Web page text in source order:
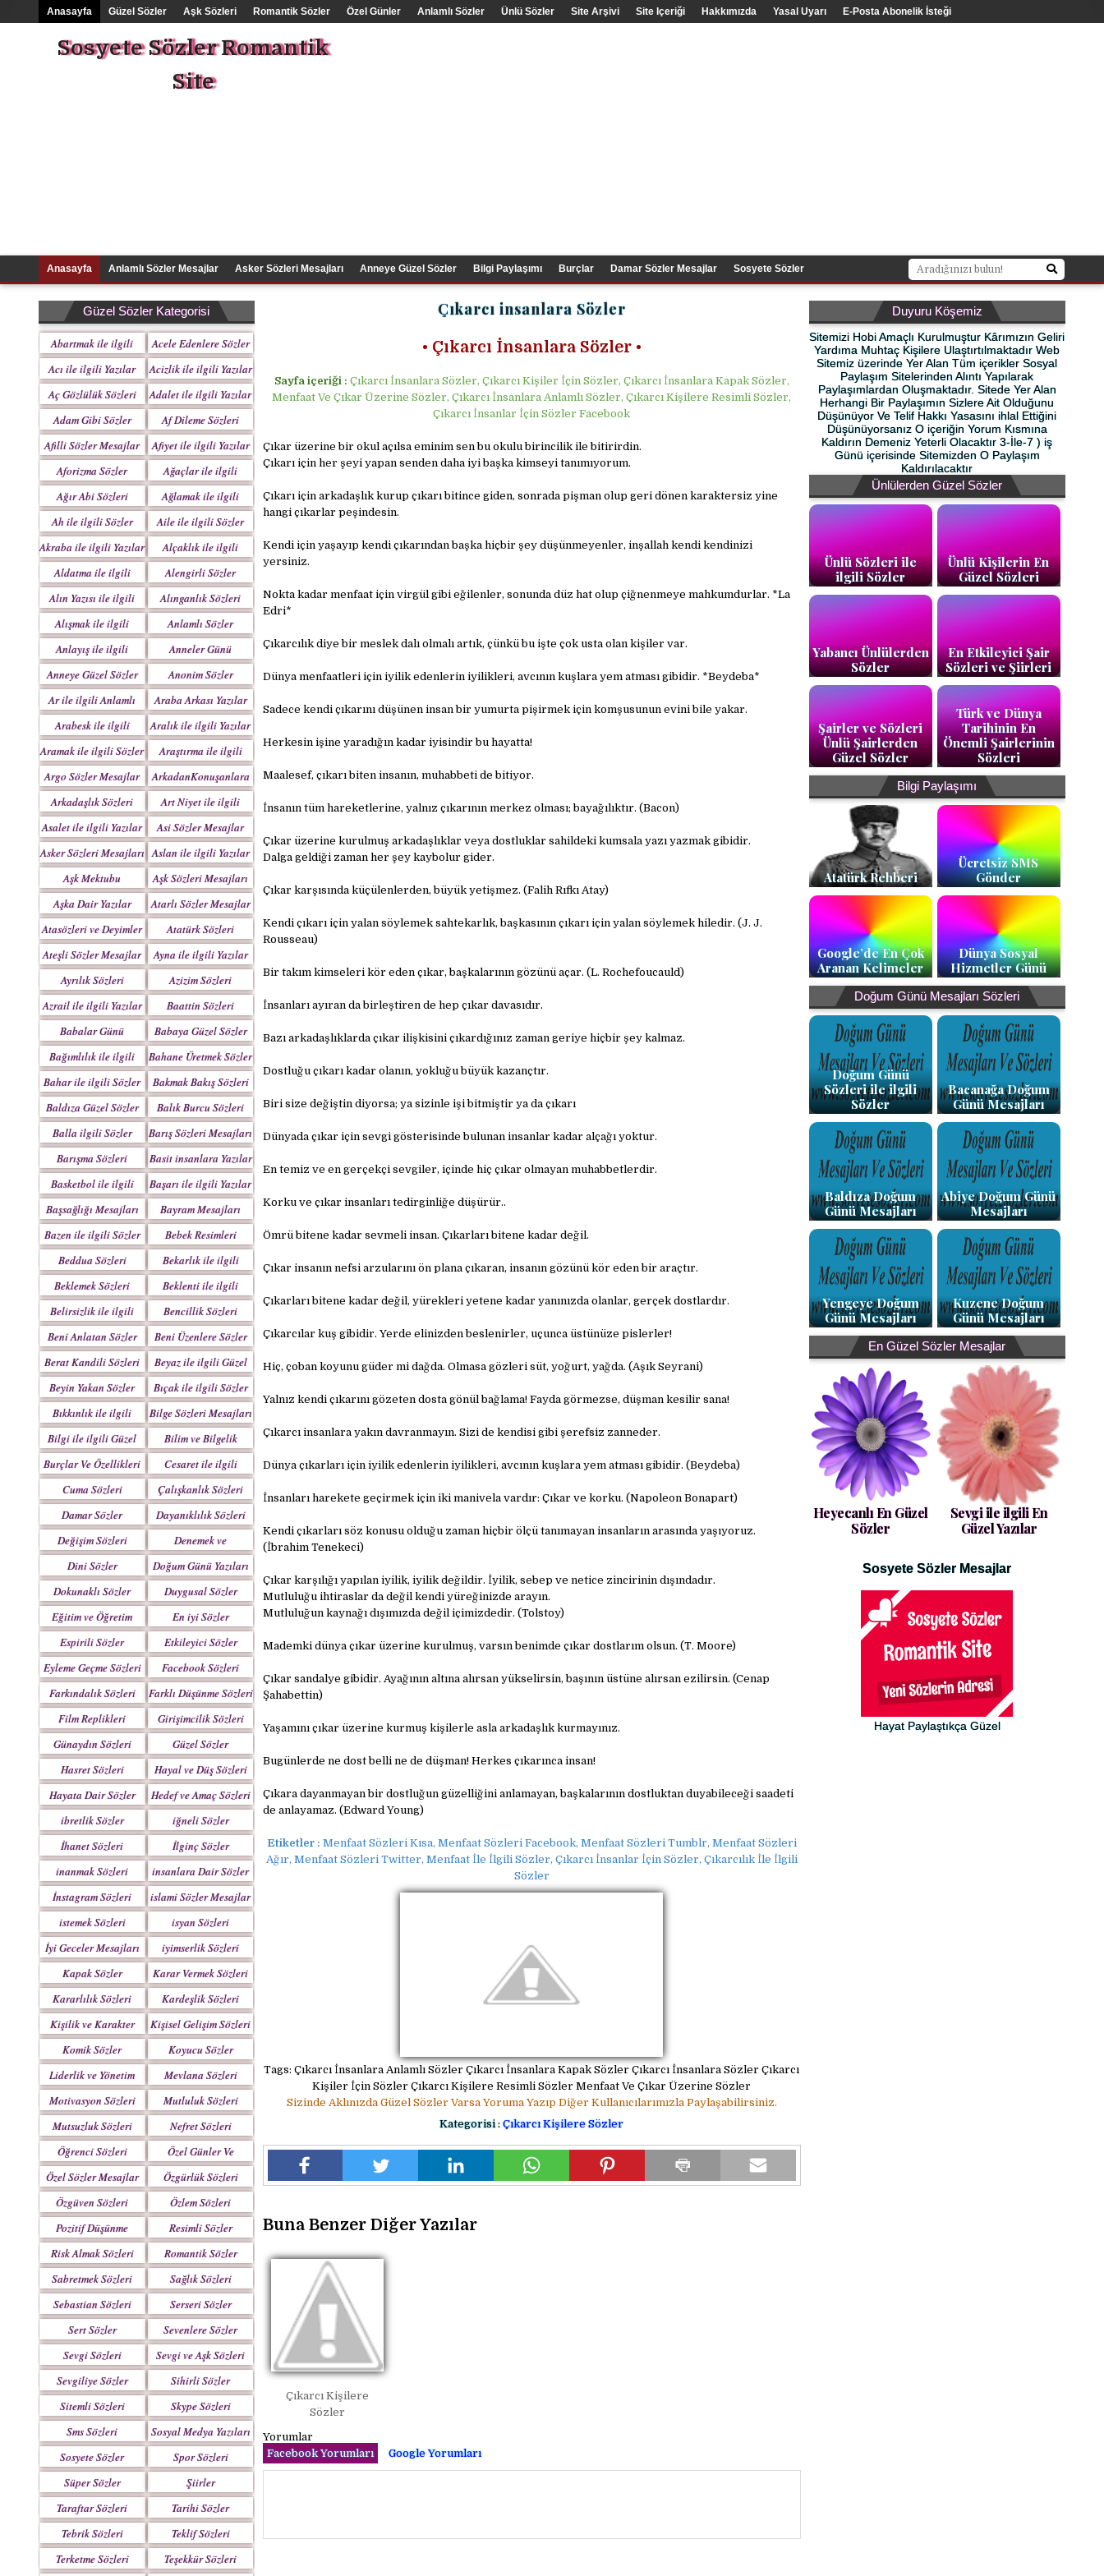
Anasayfa Güzel Sözler Aşk Sözleri Romantik Sözler Özel Günler Anlamlı Sözler Ünlü Sözler Site Arşivi Site Içeriği Hakkımızda Yasal Uyarı E-Posta Abonelik İsteği
Sosyete Sözler Romantik
Site
Anasayfa Anlamlı Sözler Mesajlar Asker Sözleri Mesajları Anneye Güzel Sözler Bilgi Paylaşımı Burçlar Damar Sözler Mesajlar Sosyete Sözler
Güzel Sözler Kategorisi
Abartmak ile ilgili
Yazılar
Acele Edenlere Sözler
Acı ile ilgili Yazılar
Acizlik ile ilgili Yazılar
Aç Gözlülük Sözleri
Adalet ile ilgili Yazılar
Adam Gibi Sözler
Mesajlar
Af Dileme Sözleri
Mesajları
Afilli Sözler Mesajlar
Afiyet ile ilgili Yazılar
Aforizma Sözler
Mesajlar
Ağaçlar ile ilgili
Yazılar
Ağır Abi Sözleri
Mesajları
Ağlamak ile ilgili
Yazılar
Ah ile ilgili Sözler
Aile ile ilgili Sözler
Akraba ile ilgili Yazılar
Alçaklık ile ilgili
Yazılar
Aldatma ile ilgili
Yazıları
Alengirli Sözler
Mesajlar
Alın Yazısı ile ilgili
Sözler
Alınganlık Sözleri
Alışmak ile ilgili
Yazılar
Anlamlı Sözler
Mesajlar
Anlayış ile ilgili
Yazılar
Anneler Günü
Mesajları
Anneye Güzel Sözler
Anonim Sözler
Ar ile ilgili Anlamlı
Sözler
Araba Arkası Yazılar
Arabesk ile ilgili
Yazılar
Aralık ile ilgili Yazılar
Aramak ile ilgili Sözler
Araştırma ile ilgili
Sözler
Argo Sözler Mesajlar
ArkadanKonuşanlara
Sözler
Arkadaşlık Sözleri
Mesajları
Art Niyet ile ilgili
Yazılar
Asalet ile ilgili Yazılar
Asi Sözler Mesajlar
Asker Sözleri Mesajları Aslan ile ilgili Yazılar
Aşk Mektubu
Mektupları
Aşk Sözleri Mesajları
Aşka Dair Yazılar
Atarlı Sözler Mesajlar
Atasözleri ve Deyimler
Atatürk Sözleri
Mesajları
Ateşli Sözler Mesajlar
Ayna ile ilgili Yazılar
Ayrılık Sözleri
Mesajları
Azizim Sözleri
Mesajları
Azrail ile ilgili Yazılar
Baattin Sözleri
Mesajları
Babalar Günü
Babaya Güzel Sözler
Bağımlılık ile ilgili
Yazılar
Bahane Üretmek Sözler
Bahar ile ilgili Sözler
Yazılar
Bakmak Bakış Sözleri
Baldıza Güzel Sözler
Balık Burcu Sözleri
Balla ilgili Sözler
Barış Sözleri Mesajları
Barışma Sözleri
Mesajları
Basit insanlara Yazılar
Basketbol ile ilgili
Sözler
Başarı ile ilgili Yazılar
Başsağlığı Mesajları
Bayram Mesajları
Sözleri
Bazen ile ilgili Sözler
Mesajlar
Bebek Resimleri
Beddua Sözleri
Mesajları
Bekarlık ile ilgili
Sözler
Beklemek Sözleri
Beklenti ile ilgili
Sözler
Belirsizlik ile ilgili
Sözler
Bencillik Sözleri
Mesajları
Beni Anlatan Sözler
Beni Üzenlere Sözler
Berat Kandili Sözleri
Mesajları
Beyaz ile ilgili Güzel
Sözler
Beyin Yakan Sözler
Bıçak ile ilgili Sözler
Bıkkınlık ile ilgili
Sözler
Bilge Sözleri Mesajları
Bilgi ile ilgili Güzel
Sözler
Bilim ve Bilgelik
Sözleri
Burçlar Ve Özellikleri
Cesaret ile ilgili
Yazılar
Cuma Sözleri
Çalışkanlık Sözleri
Damar Sözler
Dayanıklılık Sözleri
Değişim Sözleri
Denemek ve
Çabalamak Sözleri
Dini Sözler
Doğum Günü Yazıları
Dokunaklı Sözler
Duygusal Sözler
Eğitim ve Öğretim
Sözleri
En iyi Sözler
Espirili Sözler
Etkileyici Sözler
Eyleme Geçme Sözleri
Facebook Sözleri
Farkındalık Sözleri
Farklı Düşünme Sözleri
Film Replikleri
Girişimcilik Sözleri
Günaydın Sözleri
Güzel Sözler
Hasret Sözleri
Hayal ve Düş Sözleri
Hayata Dair Sözler
Hedef ve Amaç Sözleri
ibretlik Sözler
iğneli Sözler
İhanet Sözleri
İlginç Sözler
inanmak Sözleri
insanlara Dair Sözler
İnstagram Sözleri
islami Sözler Mesajlar
istemek Sözleri
isyan Sözleri
İyi Geceler Mesajları
iyimserlik Sözleri
Kapak Sözler
Karar Vermek Sözleri
Kararlılık Sözleri
Kardeşlik Sözleri
Kişilik ve Karakter
Sözleri
Kişisel Gelişim Sözleri
Komik Sözler
Koyucu Sözler
Liderlik ve Yönetim
Sözleri
Mevlana Sözleri
Motivasyon Sözleri
Mutluluk Sözleri
Mutsuzluk Sözleri
Nefret Sözleri
Öğrenci Sözleri
Özel Günler Ve
Haftalar
Özel Sözler Mesajlar
Özgürlük Sözleri
Özgüven Sözleri
Özlem Sözleri
Pozitif Düşünme
Sözleri
Resimli Sözler
Risk Almak Sözleri
Romantik Sözler
Sabretmek Sözleri
Sağlık Sözleri
Sebastian Sözleri
Serseri Sözler
Sert Sözler
Sevenlere Sözler
Sevgi Sözleri
Sevgi ve Aşk Sözleri
Sevgiliye Sözler
Sihirli Sözler
Sitemli Sözleri
Skype Sözleri
Sms Sözleri
Sosyal Medya Yazıları
Sosyete Sözler
Mesajlar
Spor Sözleri
Süper Sözler
Şiirler
Taraftar Sözleri
Tarihi Sözler
Tebrik Sözleri
Teklif Sözleri
Terketme Sözleri
Teşekkür Sözleri
Çıkarcı insanlara Sözler
• Çıkarcı İnsanlara Sözler •
Sayfa içeriği : Çıkarcı İnsanlara Sözler, Çıkarcı Kişiler İçin Sözler, Çıkarcı İnsanlara Kapak Sözler,
Menfaat Ve Çıkar Üzerine Sözler, Çıkarcı İnsanlara Anlamlı Sözler, Çıkarcı Kişilere Resimli Sözler,
Çıkarcı İnsanlar İçin Sözler Facebook
Çıkar üzerine bir okul açılsa eminim sen bu okulu birincilik ile bitirirdin.
Çıkarı için her şeyi yapan senden daha iyi başka kimseyi tanımıyorum.
Çıkarı için arkadaşlık kurup çıkarı bitince giden, sonrada pişman olup geri dönen karaktersiz yine
hangi çıkarlar peşindesin.
Kendi için yaşayıp kendi çıkarından başka hiçbir şey düşünmeyenler, inşallah kendi kendinizi
yersiniz.
Nokta kadar menfaat için virgül gibi eğilenler, sonunda düz hat olup çiğnenmeye mahkumdurlar. *La
Edri*
Çıkarcılık diye bir meslek dalı olmalı artık, çünkü bu işte çok usta olan kişiler var.
Dünya menfaatleri için iyilik edenlerin iyilikleri, avcının kuşlara yem atması gibidir. *Beydeba*
Sadece kendi çıkarını düşünen insan bir yumurta pişirmek için komşusunun evini bile yakar.
Herkesin işine yaradığın kadar iyisindir bu hayatta!
Maalesef, çıkarı biten insanın, muhabbeti de bitiyor.
İnsanın tüm hareketlerine, yalnız çıkarının merkez olması; bayağılıktır. (Bacon)
Çıkar üzerine kurulmuş arkadaşlıklar veya dostluklar sahildeki kumsala yazı yazmak gibidir.
Dalga geldiği zaman her şey kaybolur gider.
Çıkar karşısında küçülenlerden, büyük yetişmez. (Falih Rıfkı Atay)
Kendi çıkarı için yalan söylemek sahtekarlık, başkasının çıkarı için yalan söylemek hiledir. (J. J.
Rousseau)
Bir takım kimseleri kör eden çıkar, başkalarının gözünü açar. (L. Rochefoucauld)
İnsanları ayıran da birleştiren de hep çıkar davasıdır.
Bazı arkadaşlıklarda çıkar ilişkisini çıkardığınız zaman geriye hiçbir şey kalmaz.
Dostluğu çıkarı kadar olanın, yokluğu büyük kazançtır.
Biri size değiştin diyorsa; ya sizinle işi bitmiştir ya da çıkarı
Dünyada çıkar için sevgi gösterisinde bulunan insanlar kadar alçağı yoktur.
En temiz ve en gerçekçi sevgiler, içinde hiç çıkar olmayan muhabbetlerdir.
Korku ve çıkar insanları tedirginliğe düşürür..
Ömrü bitene kadar sevmeli insan. Çıkarları bitene kadar değil.
Çıkar insanın nefsi arzularını ön plana çıkaran, insanın gözünü kör eden bir araçtır.
Çıkarları bitene kadar değil, yürekleri yetene kadar yanınızda olanlar, gerçek dostlardır.
Çıkarcılar kuş gibidir. Yerde elinizden beslenirler, uçunca üstünüze pislerler!
Hiç, çoban koyunu güder mi dağda. Olmasa gözleri süt, yoğurt, yağda. (Aşık Seyrani)
Yalnız kendi çıkarını gözeten dosta gönül bağlama! Fayda görmezse, düşman kesilir sana!
Çıkarcı insanlara yakın davranmayın. Sizi de kendisi gibi şerefsiz zanneder.
Dünya çıkarları için iyilik edenlerin iyilikleri, avcının kuşlara yem atması gibidir. (Beydeba)
İnsanları harekete geçirmek için iki manivela vardır: Çıkar ve korku. (Napoleon Bonapart)
Kendi çıkarları söz konusu olduğu zaman hiçbir ölçü tanımayan insanların arasında yaşıyoruz.
(İbrahim Tenekeci)
Çıkar karşılığı yapılan iyilik, iyilik değildir. İyilik, sebep ve netice zincirinin dışındadır.
Mutluluğu ihtiraslar da değil kendi yüreğinizde arayın.
Mutluluğun kaynağı dışımızda değil içimizdedir. (Tolstoy)
Mademki dünya çıkar üzerine kurulmuş, varsın benimde çıkar dostlarım olsun. (T. Moore)
Çıkar sandalye gibidir. Ayağının altına alırsan yükselirsin, başının üstüne alırsan ezilirsin. (Cenap
Şahabettin)
Yaşamını çıkar üzerine kurmuş kişilerle asla arkadaşlık kurmayınız.
Bugünlerde ne dost belli ne de düşman! Herkes çıkarınca insan!
Çıkara dayanmayan bir dostluğun güzelliğini anlamayan, başkalarının dostluktan duyabileceği saadeti
de anlayamaz. (Edward Young)
Etiketler : Menfaat Sözleri Kısa, Menfaat Sözleri Facebook, Menfaat Sözleri Tumblr, Menfaat Sözleri
Ağır, Menfaat Sözleri Twitter, Menfaat İle İlgili Sözler, Çıkarcı İnsanlar İçin Sözler, Çıkarcılık İle İlgili
Sözler
Tags: Çıkarcı İnsanlara Anlamlı Sözler Çıkarcı İnsanlara Kapak Sözler Çıkarcı İnsanlara Sözler Çıkarcı
Kişiler İçin Sözler Çıkarcı Kişilere Resimli Sözler Menfaat Ve Çıkar Üzerine Sözler
Sizinde Aklınızda Güzel Sözler Varsa Yoruma Yazıp Diğer Kullanıcılarımızla Paylaşabilirsiniz.
Kategorisi : Çıkarcı Kişilere Sözler
Buna Benzer Diğer Yazılar
Çıkarcı Kişilere
Sözler
Yorumlar
Facebook Yorumları
Google Yorumları
Duyuru Köşemiz
Sitemizi Hobi Amaçlı Kurulmuştur Kârımızın Geliri
Yardıma Muhtaç Kişilere Ulaştırtılmaktadır Web
Sitemiz üzerinde Yer Alan Tüm içerikler Sosyal
Paylaşım Sitelerinden Alıntı Yapılarak
Paylaşımlardan Oluşmaktadır. Sitede Yer Alan
Herhangi Bir Paylaşımın Sizlere Ait Olduğunu
Düşünüyor Ve Telif Hakkı Yasasını ihlal Ettiğini
Düşünüyorsanız O içeriğin Yorum Kısmına
Kaldırın Demeniz Yeterli Olacaktır 3-İle-7 ) iş
Günü içerisinde Sitemizden O Paylaşım
Kaldırılacaktır
Ünlülerden Güzel Sözler
Ünlü Sözleri ile
ilgili Sözler
Ünlü Kişilerin En
Güzel Sözleri
Yabancı Ünlülerden
Sözler
En Etkileyici Şair
Sözleri ve Şiirleri
Şairler ve Sözleri
Ünlü Şairlerden
Güzel Sözler
Türk ve Dünya
Tarihinin En
Önemli Şairlerinin
Sözleri
Bilgi Paylaşımı
Atatürk Rehberi
Ücretsiz SMS
Gönder
Google’de En Çok
Aranan Kelimeler
Dünya Sosyal
Hizmetler Günü
Doğum Günü Mesajları Sözleri
Doğum Günü
Sözleri ile ilgili
Sözler
Bacanağa Doğum
Günü Mesajları
Baldıza Doğum
Günü Mesajları
Abiye Doğum Günü
Mesajları
Yengeye Doğum
Günü Mesajları
Kuzene Doğum
Günü Mesajları
En Güzel Sözler Mesajlar
Heyecanlı En Güzel
Sözler
Sevgi ile ilgili En
Güzel Yazılar
Sosyete Sözler Mesajlar
Hayat Paylaştıkça Güzel